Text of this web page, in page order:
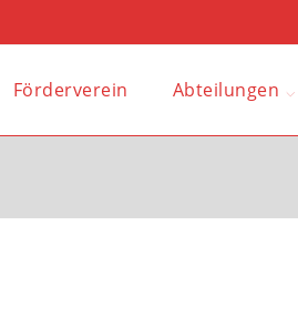
Förderverein Abteilungen